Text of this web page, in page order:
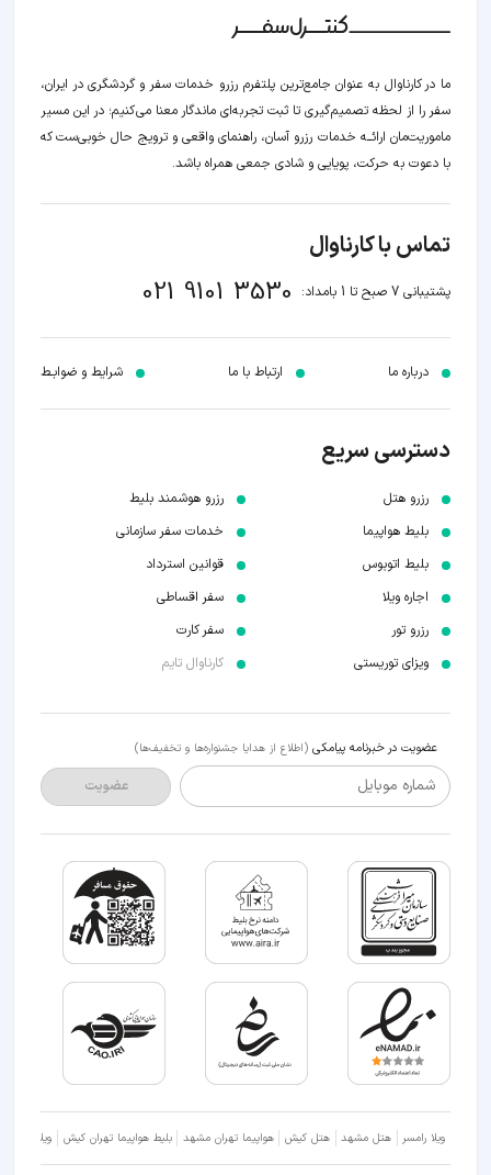
ما در کارناوال به عنوان جامع‌ترین پلتفرم رزرو خدمات سفر و گردشگری در ایران،
سفر را از لحظه‌ تصمیم‌گیری تا ثبت تجربه‌ای ماندگار معنا می‌کنیم؛ در این مسیر‍
ماموریت‌مان اراﺋــﻪ خدمات رزرو آسان، راهنمای واقعی و ترویج حال خوبی‌ست که
با دعوت به حرکت، پویایی و شادی جمعی همراه باشد.
تماس با کارناوال
پشتیبانی 7 صبح تا 1 بامداد: 021 9101 3530
درباره ما ارتباط با ما شرایط و ضوابـط
دسترسی سریع
رزرو هتل
بلیط هواپیما
بلیط اتوبوس
اجاره ویلا
رزرو تور
ویزای توریستی
رزرو هوشمند بلیط
خدمات سفر سازمانی
قوانین استرداد
سفر اقساطی
سفر کارت
کارناوال تایم
عضویت در خبرنامه پیامکی (اطلاع از هدایا جشنواره‌ها و تخفیف‌ها)
شماره موبایل عضویت
ویلا رامسر هتل مشهد هتل کیش هواپیما تهران مشهد بلیط هواپیما تهران کیش ویلا شمال